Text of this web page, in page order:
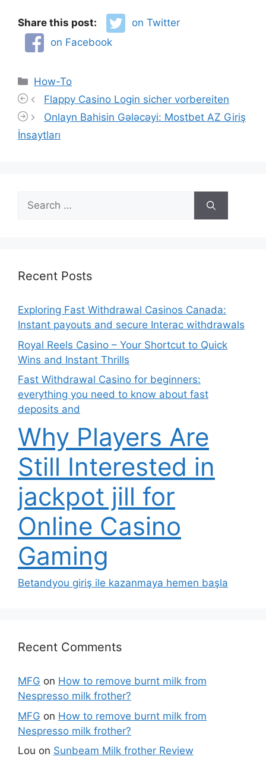
Share this post:
on Twitter
on Facebook
Categories
How-To
Flappy Casino Login sicher vorbereiten
Onlayn Bahisin Gələcəyi: Mostbet AZ Giriş
İnsaytları
Search
for:
Recent Posts
Exploring Fast Withdrawal Casinos Canada:
Instant payouts and secure Interac withdrawals
Royal Reels Casino – Your Shortcut to Quick
Wins and Instant Thrills
Fast Withdrawal Casino for beginners:
everything you need to know about fast
deposits and
Why Players Are
Still Interested in
jackpot jill for
Online Casino
Gaming
Betandyou giriş ile kazanmaya hemen başla
Recent Comments
MFG on How to remove burnt milk from
Nespresso milk frother?
MFG on How to remove burnt milk from
Nespresso milk frother?
Lou on Sunbeam Milk frother Review